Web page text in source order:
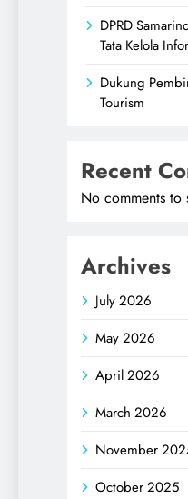
DPRD
Tata Kelola
Dukung
Tourism
Recent
No comments to
Archives
July 2026
May 2026
April 2026
March 2026
November
October 2025